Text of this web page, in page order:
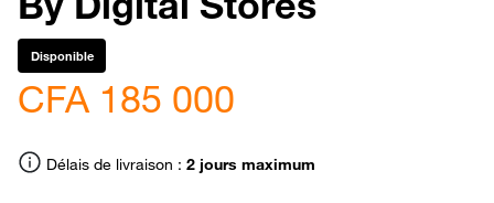
Disponible
CFA 185 000
Délais de livraison : 2 jours maximum